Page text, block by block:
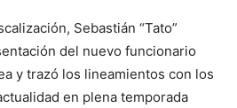
Sebastián “Tato”
del nuevo funcionario
y trazó los lineamientos con los
en plena temporada